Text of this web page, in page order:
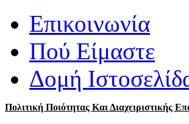
Επικοινωνία
Πού Είμαστε
Δομή
Πολιτική Ποιότητας Και Διαχειριστικής